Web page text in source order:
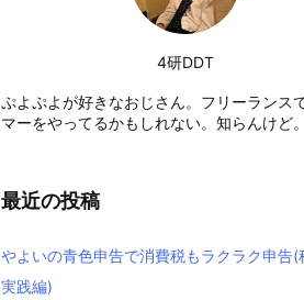
4研DDT
ぷよぷよが好きなおじさん。フリーランス
マーをやってるかもしれない。知らんけど。
最近の投稿
やよいの青色申告で消費税もラクラク申告(
実践編)